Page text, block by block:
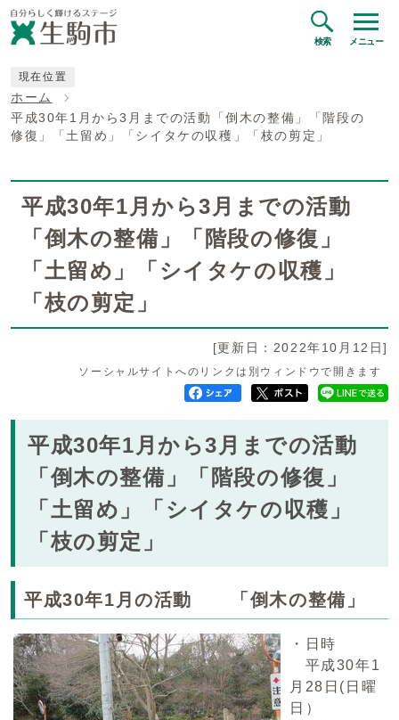
検索 メニュー
現在位置
ホーム
平成30年1月から3月までの活動「倒木の整備」「階段の
修復」「土留め」「シイタケの収穫」「枝の剪定」
平成30年1月から3月までの活動
「倒木の整備」「階段の修復」
「土留め」「シイタケの収穫」
「枝の剪定」
[更新日：2022年10月12日]
ソーシャルサイトへのリンクは別ウィンドウで開きます
平成30年1月から3月までの活動
「倒木の整備」「階段の修復」
「土留め」「シイタケの収穫」
「枝の剪定」
平成30年1月の活動 「倒木の整備」
・日時
平成30年1
月28日(日曜
日）